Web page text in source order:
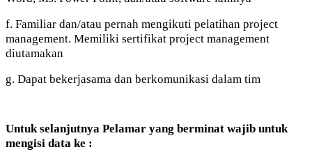
f. Familiar dan/atau pernah mengikuti pelatihan project
management. Memiliki sertifikat project management
diutamakan
g. Dapat bekerjasama dan berkomunikasi dalam tim
Untuk selanjutnya Pelamar yang berminat wajib untuk
mengisi data ke :